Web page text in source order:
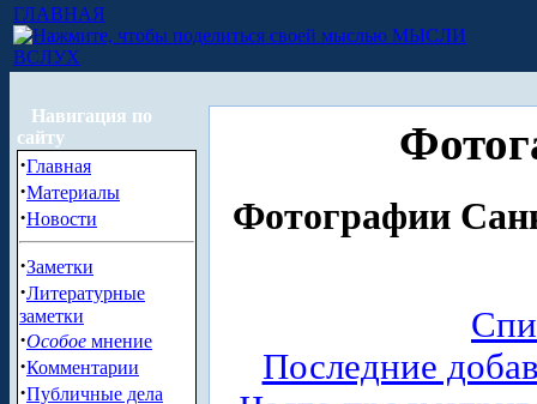
ГЛАВНАЯ
МЫСЛИ
ВСЛУХ
Навигация по
сайту
·Главная
·Материалы
·Новости
·Заметки
·Литературные
заметки
·Особое мнение
·Комментарии
·Публичные дела
Фотографии
Последние